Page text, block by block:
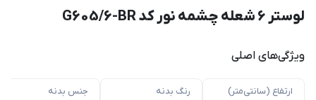
لوستر ۶ شعله چشمه نور کد G605/6-BR
ویژگی‌های اصلی
ارتفاع (سانتی‌متر)
رنگ بدنه
جنس بدنه